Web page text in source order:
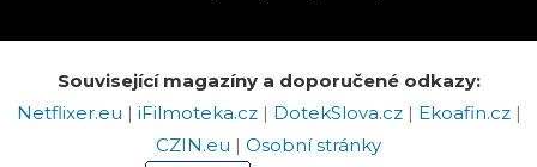
Související magazíny a doporučené odkazy:
Netflixer.eu | iFilmoteka.cz | DotekSlova.cz | Ekoafin.cz |
CZIN.eu | Osobní stránky